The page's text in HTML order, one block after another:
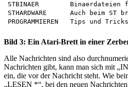
STBINAER        Binaerdateien
STHARDWARE      Auch beim ST
Bild 3: Ein Atari-Brett in einer
Alle Nachrichten sind also
Nachrichten gibt, kann man sich mit
ein, die vor der Nachricht steht. Wie
„LESEN *“, bei den neuen